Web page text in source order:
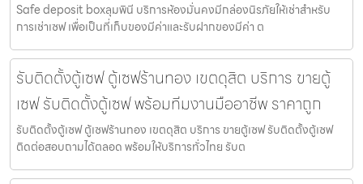
Safe deposit boxลุมพินี บริการห้องมั่นคงมีกล่องนิรภัยให้เช่าสำหรับ
การเช่าเซฟ เพื่อเป็นที่เก็บของมีค่าและรับฝากของมีค่า ต
รับติดตั้งตู้เซฟ ตู้เซฟร้านทอง เขตดุสิต บริการ ขายตู้
เซฟ รับติดตั้งตู้เซฟ พร้อมทีมงานมืออาชีพ ราคาถูก
รับติดตั้งตู้เซฟ ตู้เซฟร้านทอง เขตดุสิต บริการ ขายตู้เซฟ รับติดตั้งตู้เซฟ
ติดต่อสอบถามได้ตลอด พร้อมให้บริการทั่วไทย รับต